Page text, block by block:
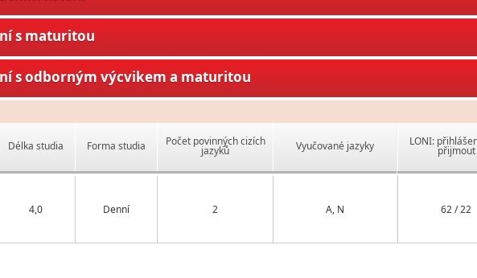
s maturitou
s odborným výcvikem a maturitou
Délka studia Forma studia Počet povinných cizích
jazyků Vyučované jazyky
4,0 Denní 2 A, N
LONI:
přijmout
62 / 22